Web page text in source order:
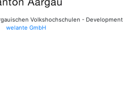
Volkshochschulen - Development
welante GmbH